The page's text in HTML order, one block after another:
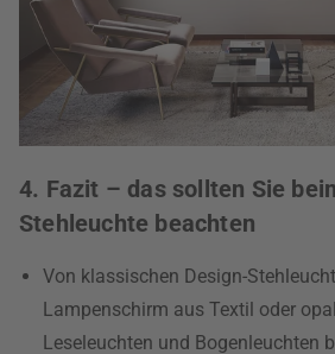
4. Fazit – das sollten Sie
Stehleuchte beachten
Von klassischen Design-
Lampenschirm aus Textil oder
Leseleuchten und Bogenleuchten